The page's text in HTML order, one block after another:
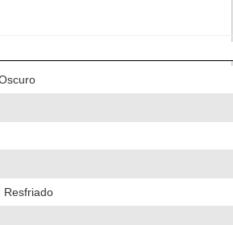
Resfriado